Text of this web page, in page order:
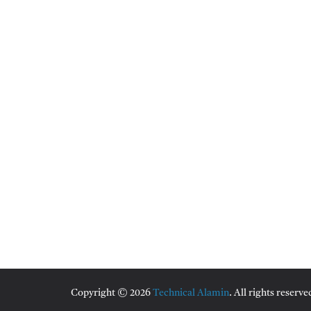
Copyright © 2026 Technical Alamin. All rights